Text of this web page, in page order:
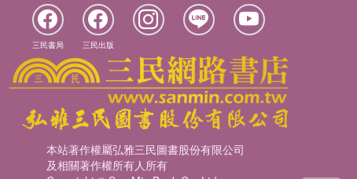
三民書局 三民出版
本站著作權屬弘雅三民圖書股份有限公司
及相關著作權所有人所有